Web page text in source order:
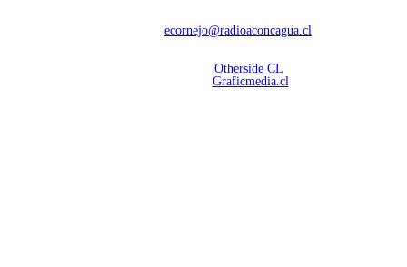
ecornejo@radioaconcagua.cl
Otherside CL
Graficmedia.cl